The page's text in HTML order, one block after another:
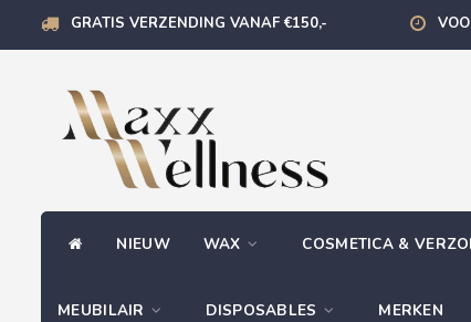
GRATIS VERZENDING VANAF €150,-
NIEUW WAX COSMETICA &
MEUBILAIR DISPOSABLES MERKEN